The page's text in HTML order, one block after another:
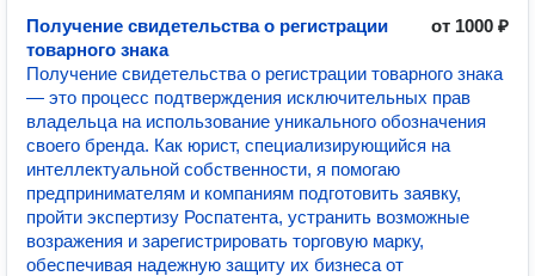
Получение свидетельства о регистрации
товарного знака
от 1000 ₽
Получение свидетельства о регистрации товарного знака
— это процесс подтверждения исключительных прав
владельца на использование уникального обозначения
своего бренда. Как юрист, специализирующийся на
интеллектуальной собственности, я помогаю
предпринимателям и компаниям подготовить заявку,
пройти экспертизу Роспатента, устранить возможные
возражения и зарегистрировать торговую марку,
обеспечивая надежную защиту их бизнеса от